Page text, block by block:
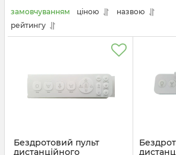
замовчуванням ціною
назвою
рейтингу
Бездротовий пульт
дистанційного